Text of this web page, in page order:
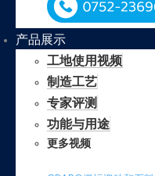
产品展示
工地使用视频
制造工艺
专家评测
功能与用途
更多视频